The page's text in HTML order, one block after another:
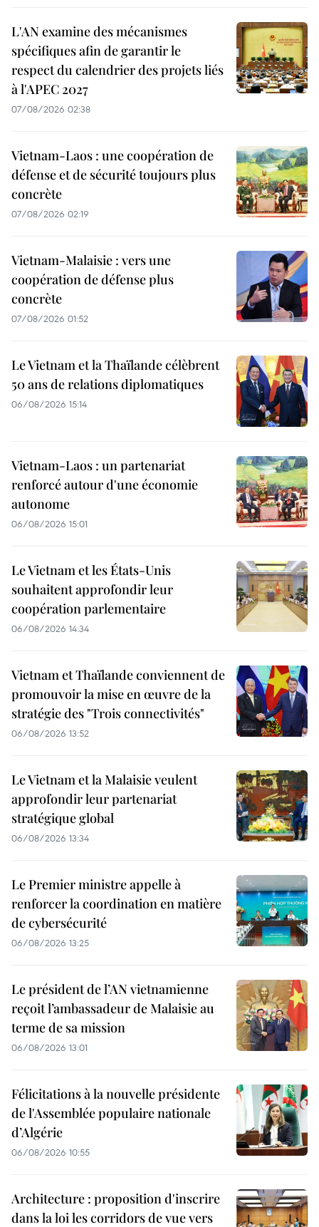
L'AN examine des mécanismes
spécifiques afin de garantir le
respect du calendrier des projets liés
à l'APEC 2027
07/08/2026 02:38
Vietnam-Laos : une coopération de
défense et de sécurité toujours plus
concrète
07/08/2026 02:19
Vietnam-Malaisie : vers une
coopération de défense plus
concrète
07/08/2026 01:52
Le Vietnam et la Thaïlande célèbrent
50 ans de relations diplomatiques
06/08/2026 15:14
Vietnam-Laos : un partenariat
renforcé autour d'une économie
autonome
06/08/2026 15:01
Le Vietnam et les États-Unis
souhaitent approfondir leur
coopération parlementaire
06/08/2026 14:34
Vietnam et Thaïlande conviennent de
promouvoir la mise en œuvre de la
stratégie des "Trois connectivités"
06/08/2026 13:52
Le Vietnam et la Malaisie veulent
approfondir leur partenariat
stratégique global
06/08/2026 13:34
Le Premier ministre appelle à
renforcer la coordination en matière
de cybersécurité
06/08/2026 13:25
Le président de l’AN vietnamienne
reçoit l’ambassadeur de Malaisie au
terme de sa mission
06/08/2026 13:01
Félicitations à la nouvelle présidente
de l'Assemblée populaire nationale
d’Algérie
06/08/2026 10:55
Architecture : proposition d'inscrire
dans la loi les corridors de vue vers